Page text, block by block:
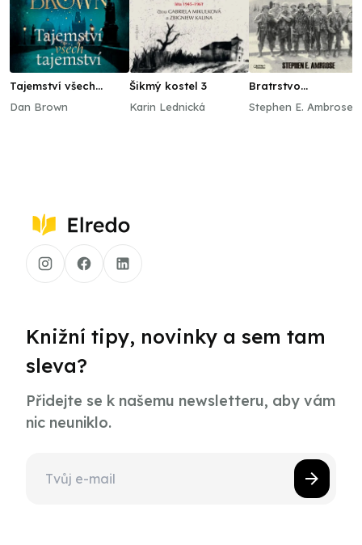
Tajemství všech
Dan Brown
Šikmý kostel 3
Karin Lednická
Bratrstvo
Stephen E. Ambrose
Knižní tipy, novinky a sem tam
sleva?
Přidejte se k našemu newsletteru, aby vám
nic neuniklo.